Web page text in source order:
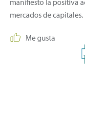
mercados de capitales.
Me gusta